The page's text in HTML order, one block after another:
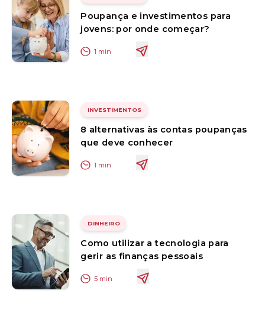
Poupança e investimentos para
jovens: por onde começar?
1 min
INVESTIMENTOS
8 alternativas às contas poupanças
que deve conhecer
1 min
DINHEIRO
Como utilizar a tecnologia para
gerir as finanças pessoais
5 min